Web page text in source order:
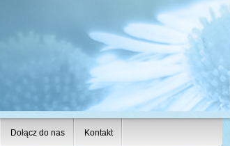
Dołącz do nas Kontakt